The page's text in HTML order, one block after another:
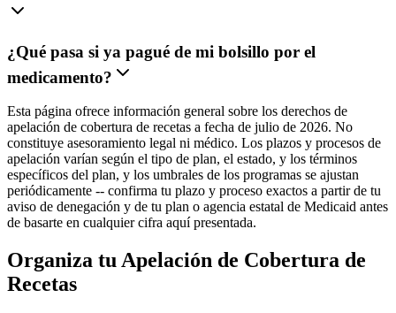
¿Qué pasa si ya pagué de mi bolsillo por el
medicamento?
Esta página ofrece información general sobre los derechos de
apelación de cobertura de recetas a fecha de julio de 2026. No
constituye asesoramiento legal ni médico. Los plazos y procesos de
apelación varían según el tipo de plan, el estado, y los términos
específicos del plan, y los umbrales de los programas se ajustan
periódicamente -- confirma tu plazo y proceso exactos a partir de tu
aviso de denegación y de tu plan o agencia estatal de Medicaid antes
de basarte en cualquier cifra aquí presentada.
Organiza tu Apelación de Cobertura de
Recetas